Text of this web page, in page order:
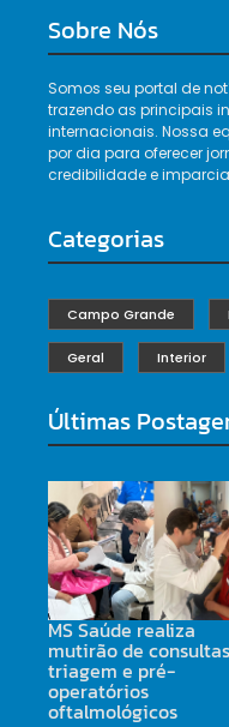
Sobre Nós
Somos seu portal de
trazendo as principais
internacionais. Nossa
por dia para oferecer
credibilidade e
Categorias
Campo Grande
Geral Interior
Últimas
MS Saúde realiza
mutirão de
triagem e pré-
operatórios
oftalmológicos